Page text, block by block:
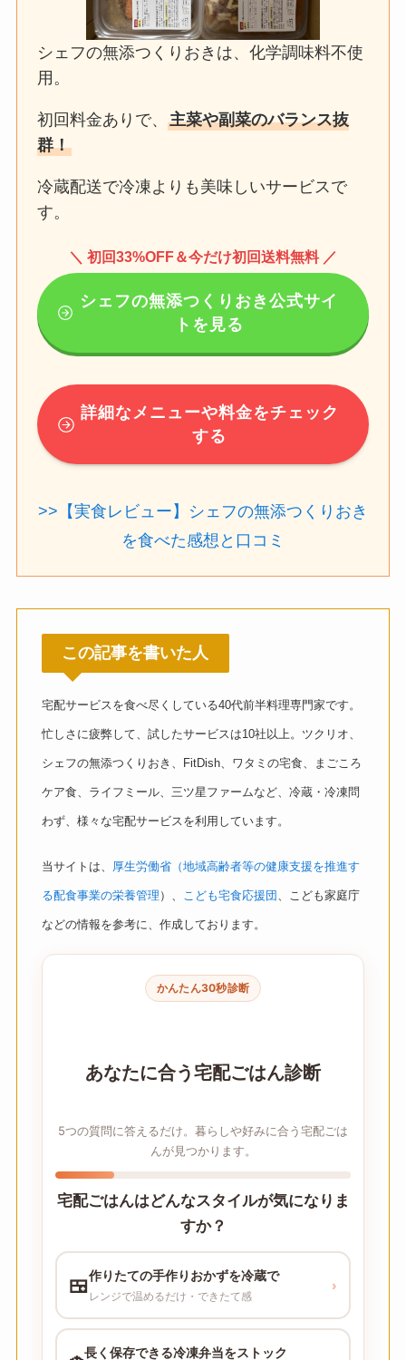
シェフの無添つくりおきは、化学調味料不使
用。
初回料金ありで、主菜や副菜のバランス抜
群！
冷蔵配送で冷凍よりも美味しいサービスで
す。
＼ 初回33%OFF＆今だけ初回送料無料 ／
シェフの無添つくりおき公式サイ
トを見る
詳細なメニューや料金をチェック
する
>>【実食レビュー】シェフの無添つくりおき
を食べた感想と口コミ
この記事を書いた人
宅配サービスを食べ尽くしている40代前半料理専門家です。
忙しさに疲弊して、試したサービスは10社以上。ツクリオ、
シェフの無添つくりおき、FitDish、ワタミの宅食、まごころ
ケア食、ライフミール、三ツ星ファームなど、冷蔵・冷凍問
わず、様々な宅配サービスを利用しています。
当サイトは、 厚生労働省（地域高齢者等の健康支援を推進す
る配食事業の栄養管理 ）、 こども宅食応援団 、こども家庭庁
などの情報を参考に、作成しております。
かんたん30秒診断
あなたに合う宅配ごはん診断
5つの質問に答えるだけ。暮らしや好みに合う宅配ごは
んが見つかります。
宅配ごはんはどんなスタイルが気になりま
すか？
🍱作りたての手作りおかずを冷蔵で
レンジで温めるだけ・できたて感
›
長く保存できる冷凍弁当をストック